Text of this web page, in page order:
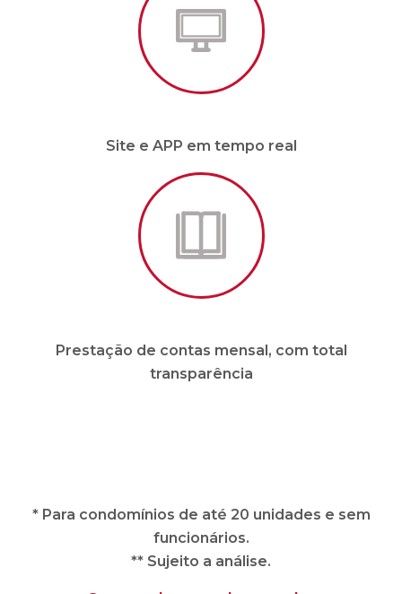
Site e APP em tempo real
Prestação de contas mensal, com total
* Para condomínios de até 20 unidades e sem